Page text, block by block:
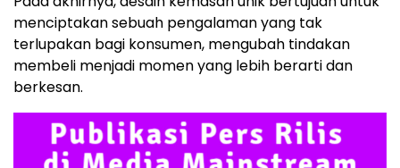
menciptakan sebuah pengalaman yang tak
terlupakan bagi konsumen, mengubah tindakan
membeli menjadi momen yang lebih berarti dan
berkesan.